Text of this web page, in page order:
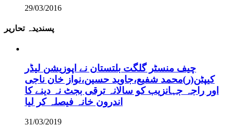
29/03/2016
پسندیدہ تحاریر
چیف منسٹر گلگت بلتستان نے اپوزیشن لیڈر
کیپٹن(ر)محمد شفیع،جاوید حسین،نواز خان ناجی
اور راجہ جہانزیب کو سالانہ ترقی بجٹ نہ دینے کا
اندرون خانہ فیصلہ کر لیا
31/03/2019